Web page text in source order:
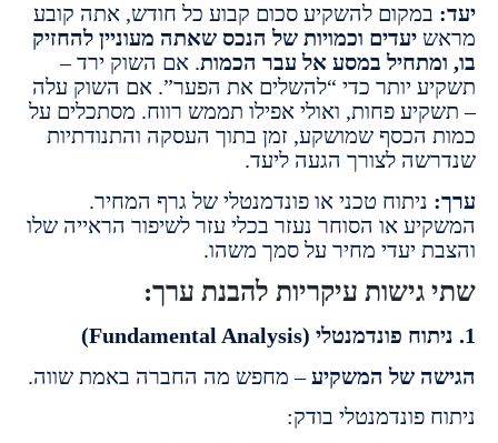
להשקיע סכום קבוע כל חודש, אתה קובע
יעדים וכמויות של הנכס שאתה מעוניין להחזיק
במסע אל עבר הכמות. אם השוק ירד –
יותר כדי “להשלים את הפער”. אם השוק עלה
פחות, ואולי אפילו תממש רווח. מסתכלים על
שמושקע, זמן בתוך העסקה והתנודתיות
לצורך הגעה ליעד.
טכני או פונדמנטלי של גרף המחיר.
או הסוחר נעזר בכלי עזר לשיפור הראייה שלו
יעדי מחיר על סמך משהו.
עיקריות להבנת ערך:
של המשקיע– מחפש מה החברה באמת שווה.
פונדמנטלי בודק: